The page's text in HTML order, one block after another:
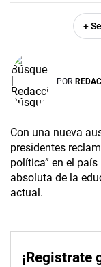
+
POR
Con una nueva
presidentes
política” en el
absoluta de la
actual.
¡Registrate